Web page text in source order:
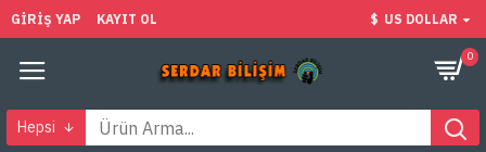
GIRIŞ YAP KAYIT OL $ US DOLLAR
0
Hepsi